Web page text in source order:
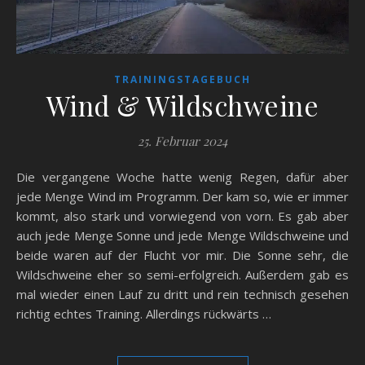
TRAININGSTAGEBUCH
Wind & Wildschweine
25. Februar 2024
Die vergangene Woche hatte wenig Regen, dafür aber
jede Menge Wind im Programm. Der kam so, wie er immer
kommt, also stark und vorwiegend von vorn. Es gab aber
auch jede Menge Sonne und jede Menge Wildschweine und
beide waren auf der Flucht vor mir. Die Sonne sehr, die
Wildschweine eher so semi-erfolgreich. Außerdem gab es
mal wieder einen Lauf zu dritt und rein technisch gesehen
richtig echtes Training. Allerdings rückwärts …